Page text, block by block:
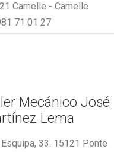
Camelle - Camelle
71 01 27
Mecánico José
Lema
Esquipa, 33. 15121 Ponte